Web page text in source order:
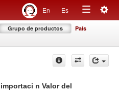
En Es
Toggle
Grupo de productos País
n Valor del